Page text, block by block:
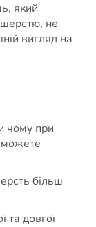
який
не
вигляд на
чому при
більш
та довгої